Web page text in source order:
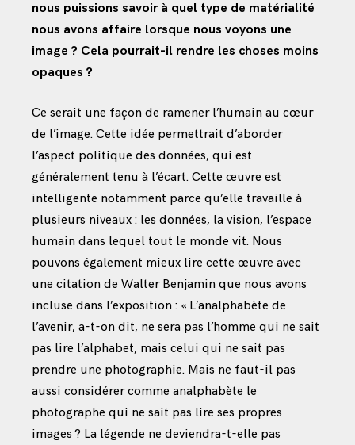
nous puissions savoir à quel type de matérialité
nous avons affaire lorsque nous voyons une
image ? Cela pourrait-il rendre les choses moins
opaques ?
Ce serait une façon de ramener l’humain au cœur
de l’image. Cette idée permettrait d’aborder
l’aspect politique des données, qui est
généralement tenu à l’écart. Cette œuvre est
intelligente notamment parce qu’elle travaille à
plusieurs niveaux : les données, la vision, l’espace
humain dans lequel tout le monde vit. Nous
pouvons également mieux lire cette œuvre avec
une citation de Walter Benjamin que nous avons
incluse dans l’exposition : « L’analphabète de
l’avenir, a-t-on dit, ne sera pas l’homme qui ne sait
pas lire l’alphabet, mais celui qui ne sait pas
prendre une photographie. Mais ne faut-il pas
aussi considérer comme analphabète le
photographe qui ne sait pas lire ses propres
images ? La légende ne deviendra-t-elle pas